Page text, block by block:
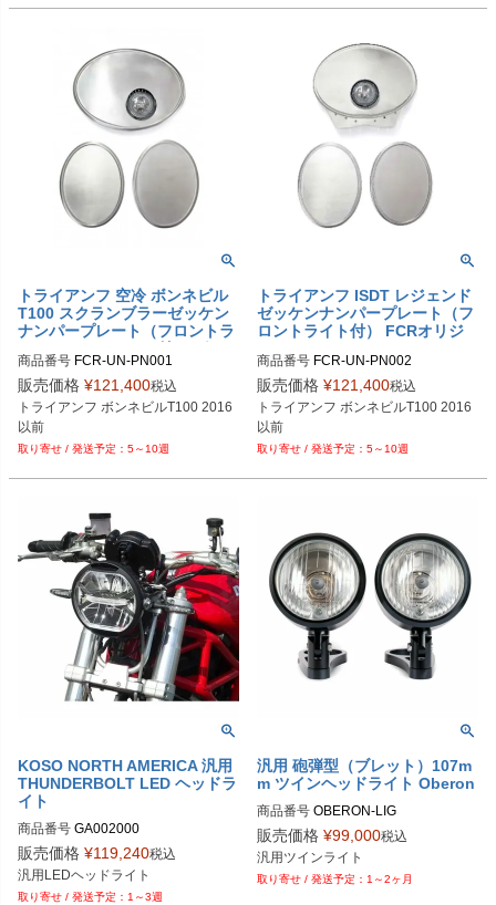
トライアンフ 空冷 ボンネビル
T100 スクランブラーゼッケン
ナンパープレート（フロントラ
ンレジェンド FCRオリジナル
商品番号 FCR-UN-PN001
販売価格 ¥121,400税込
トライアンフ ボンネビルT100 2016
以前
5～10週
トライアンフ ISDT レジェンド
ゼッケンナンパープレート（フ
ロントライト付） FCRオリジ
商品番号 FCR-UN-PN002
販売価格 ¥121,400税込
トライアンフ ボンネビルT100 2016
以前
5～10週
KOSO NORTH AMERICA 汎用
THUNDERBOLT LED ヘッドラ
イト
商品番号 GA002000
D型番：2001-1816
H型番：27-5868
販売価格 ¥119,240税込
汎用LEDヘッドライト
1～3週
汎用 砲弾型（ブレット）107m
m ツインヘッドライト Oberon
商品番号 OBERON-LIG
M型番：LIG-XXXX-YYY
XXXX：0038～0056；フォーク径Φ
38mmからΦ56mmまで1mm刻み
販売価格 ¥99,000税込
1～2ヶ月